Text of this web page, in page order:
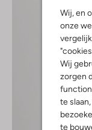
Wij, en
onze
Wij
zorgen
te
te